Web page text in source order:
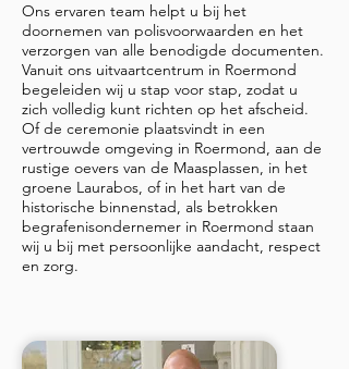
Ons ervaren team helpt u bij het
doornemen van polisvoorwaarden en het
verzorgen van alle benodigde documenten.
Vanuit ons uitvaartcentrum in Roermond
begeleiden wij u stap voor stap, zodat u
zich volledig kunt richten op het afscheid.
Of de ceremonie plaatsvindt in een
vertrouwde omgeving in Roermond, aan de
rustige oevers van de Maasplassen, in het
groene Laurabos, of in het hart van de
historische binnenstad, als betrokken
begrafenisondernemer in Roermond staan
wij u bij met persoonlijke aandacht, respect
en zorg.